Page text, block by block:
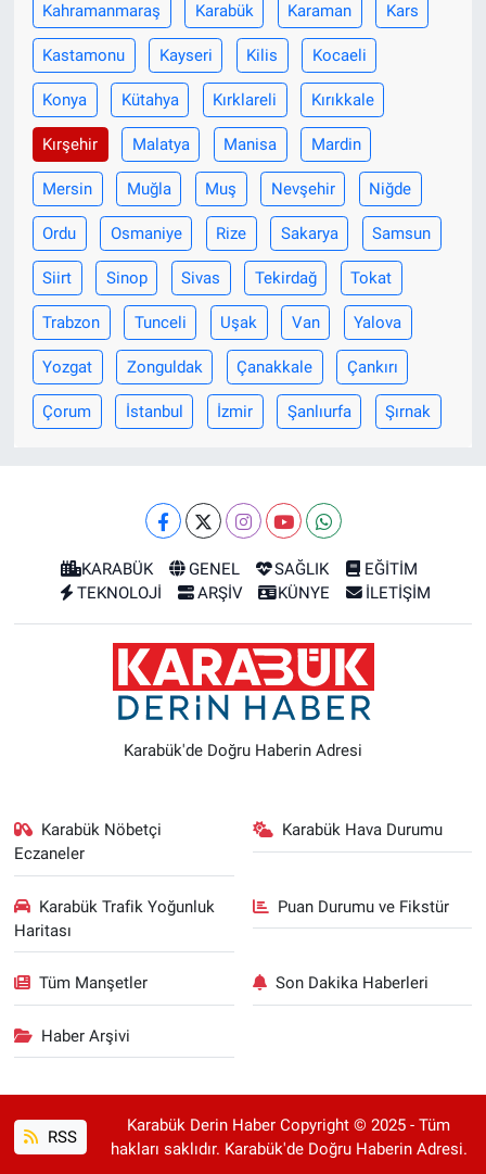
Kahramanmaraş Karabük Karaman Kars
Kastamonu Kayseri Kilis Kocaeli
Konya Kütahya Kırklareli Kırıkkale
Kırşehir Malatya Manisa Mardin
Mersin Muğla Muş Nevşehir Niğde
Ordu Osmaniye Rize Sakarya Samsun
Siirt Sinop Sivas Tekirdağ Tokat
Trabzon Tunceli Uşak Van Yalova
Yozgat Zonguldak Çanakkale Çankırı
Çorum İstanbul İzmir Şanlıurfa Şırnak
KARABÜK GENEL SAĞLIK
EĞİTİM
TEKNOLOJİ
ARŞİV KÜNYE İLETİŞİM
Karabük'de Doğru Haberin Adresi
Karabük Nöbetçi
Eczaneler
Karabük Hava Durumu
Karabük Trafik Yoğunluk
Haritası
Puan Durumu ve Fikstür
Tüm Manşetler Son Dakika Haberleri
Haber Arşivi
RSS
Karabük Derin Haber Copyright © 2025 - Tüm
hakları saklıdır. Karabük'de Doğru Haberin Adresi.